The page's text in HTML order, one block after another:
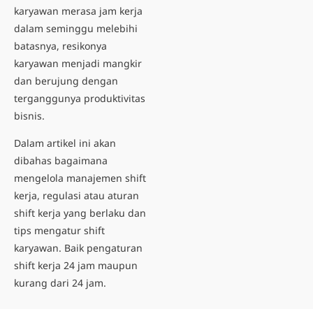
karyawan merasa jam kerja
dalam seminggu melebihi
batasnya, resikonya
karyawan menjadi mangkir
dan berujung dengan
terganggunya produktivitas
bisnis.
Dalam artikel ini akan
dibahas bagaimana
mengelola manajemen shift
kerja, regulasi atau aturan
shift kerja yang berlaku dan
tips mengatur shift
karyawan. Baik pengaturan
shift kerja 24 jam maupun
kurang dari 24 jam.